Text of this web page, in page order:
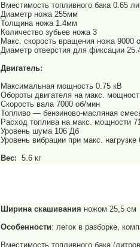
Вместимость топливного бака 0.65
Диаметр ножа 255мм
Толщина ножа 1.4мм
Количество зубьев ножа 3
Макс. скорость вращения ножа 9000
Диаметр отверстия для фиксации
Двигатель:
Максимальная мощность 0.75 кВ
Обороты двигателя на макс.
Скорость вала 7000 об/мин
Топливо — бензиново-масляная
Расход топлива на макс. мощности
Уровень шума 106 Дб
Уровень вибрации при макс. нагрузке
Вес: 5.6 кг
Ширина скашивания ножом 25,5 см
Особенности: легок в разборке,
Вместимость топливного бака